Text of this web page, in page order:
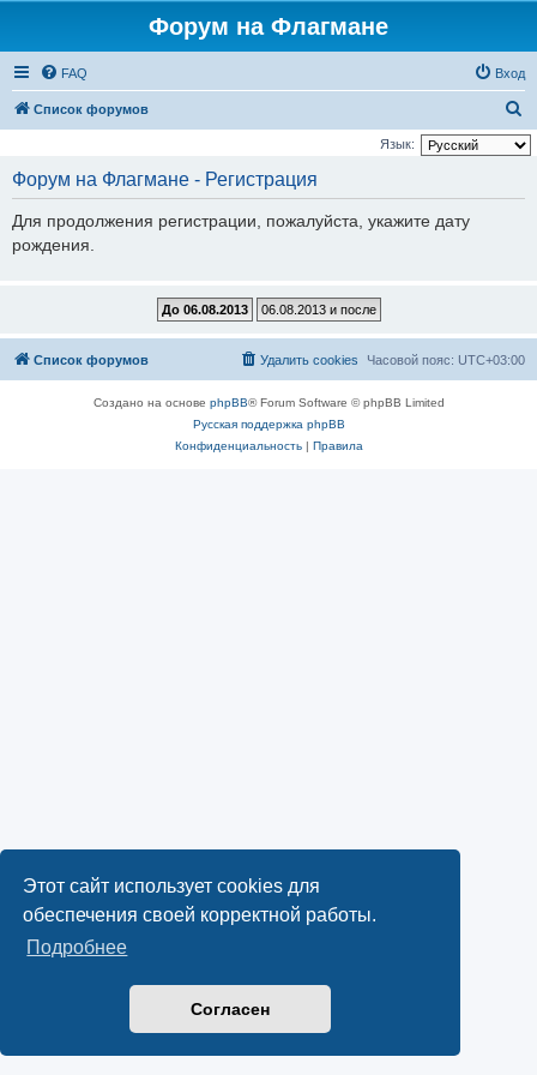
Этот сайт использует cookies для
обеспечения своей корректной работы.
Подробнее
Согласен
Форум на Флагмане
FAQ Вход
Список форумов
о
Язык:
Форум на Флагмане - Регистрация
Для продолжения регистрации, пожалуйста, укажите дату
рождения.
Список форумов Часовой пояс: UTC+03:00
Удалить cookies
Создано на основе phpBB® Forum Software © phpBB Limited
Русская поддержка phpBB
Конфиденциальность| Правила